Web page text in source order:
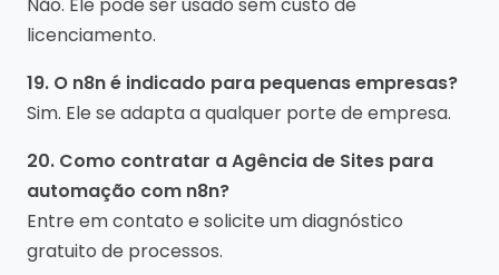
licenciamento.
19. O n8n é indicado para pequenas empresas?
Sim. Ele se adapta a qualquer porte de empresa.
20. Como contratar a Agência de Sites para
automação com n8n?
Entre em contato e solicite um diagnóstico
gratuito de processos.